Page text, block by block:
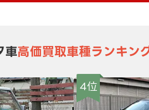
車高価買取車種ランキン
4位